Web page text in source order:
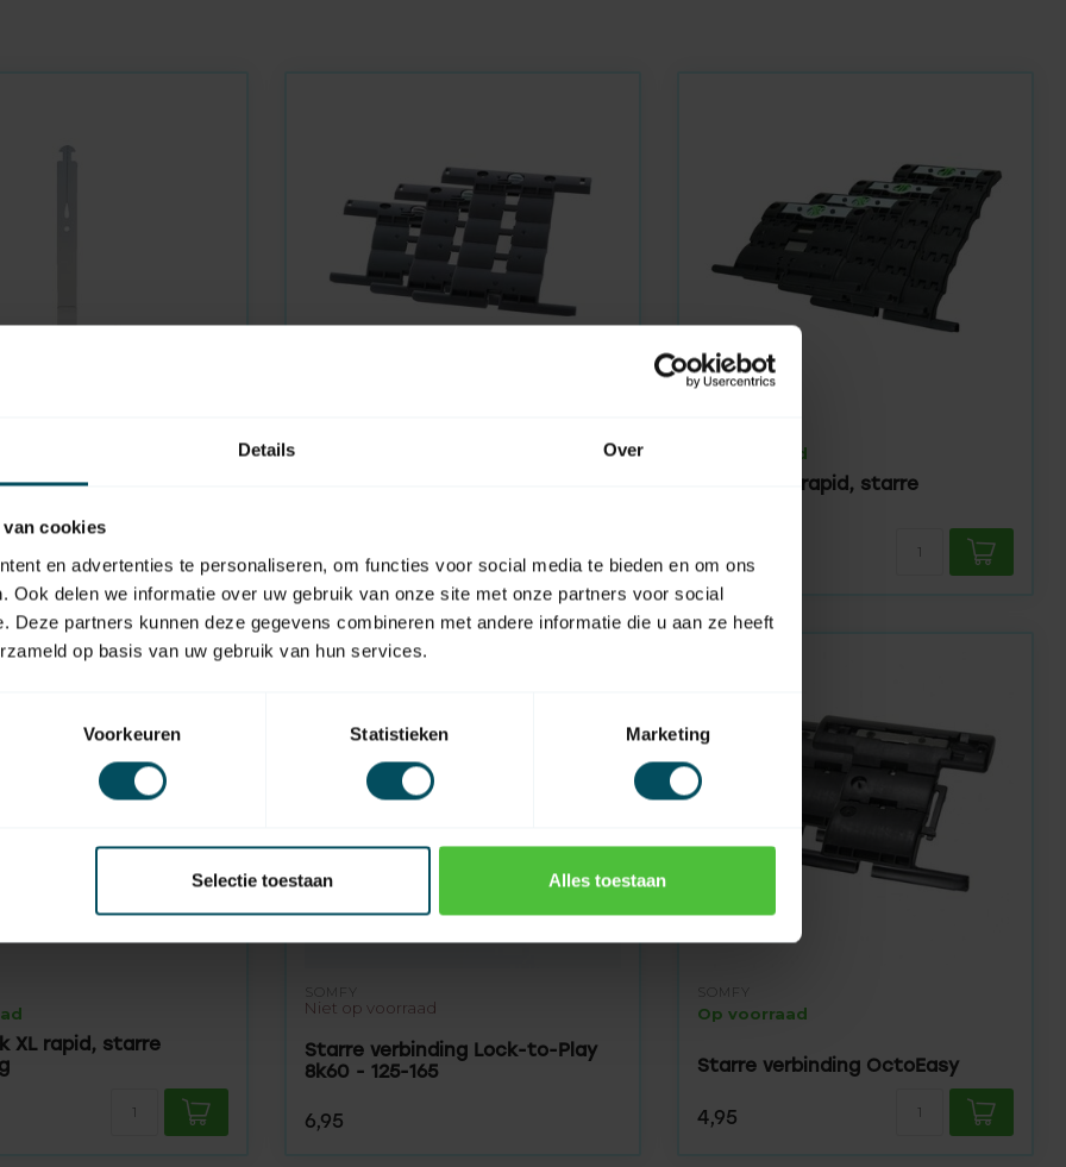
Details Over
cookies
en advertenties te personaliseren, om functies voor social media te bieden en om ons
Ook delen we informatie over uw gebruik van onze site met onze partners voor social
Deze partners kunnen deze gegevens combineren met andere informatie die u aan ze heeft
op basis van uw gebruik van hun services.
Voorkeuren Statistieken Marketing
Selectie toestaan Alles toestaan
rolluik split, lengte
4,95
Op voorraad
SecuBlock rapid, starre
6,95
XL rapid, starre
SOMFY
Niet op voorraad
Starre verbinding Lock-to-Play
8k60 - 125-165
6,95
SOMFY
Op voorraad
Starre verbinding OctoEasy
4,95